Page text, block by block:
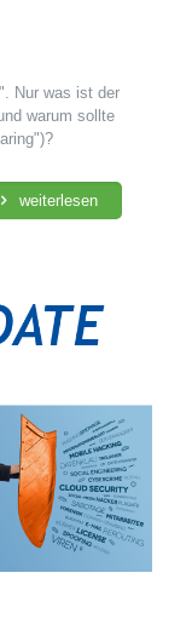
Nur was ist der
warum sollte
weiterlesen